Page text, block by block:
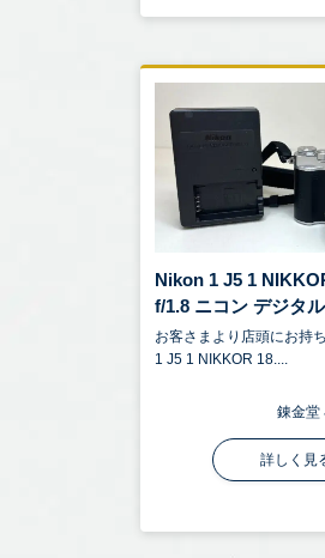
Nikon 1 J5 1
f/1.8 ニコン デジタ
お客さまより店頭にお持
1 J5 1 NIKKOR 18....
錬金堂
詳しく見